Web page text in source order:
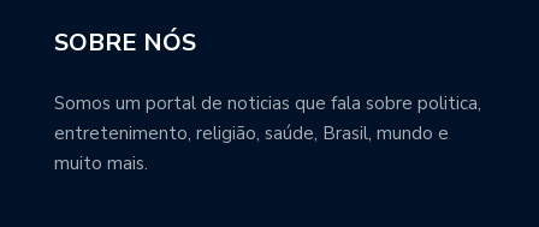
SOBRE NÓS
Somos um portal de noticias que fala sobre politica,
entretenimento, religião, saúde, Brasil, mundo e
muito mais.